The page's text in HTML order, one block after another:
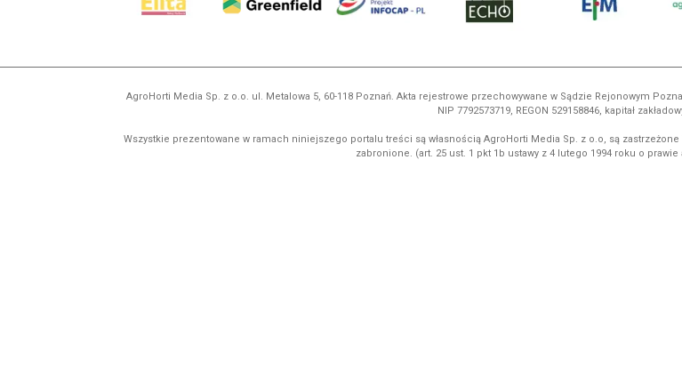
AgroHorti Media Sp. z o.o. ul. Metalowa 5, 60-118 Poznań. Akta rejestrowe przechowywane w Sądzie Rejonowym
NIP 7792573719, REGON 529158846, kapitał
Wszystkie prezentowane w ramach niniejszego portalu treści są własnością AgroHorti Media Sp. z o.o, są
zabronione. (art. 25 ust. 1 pkt 1b ustawy z 4 lutego 1994 roku o